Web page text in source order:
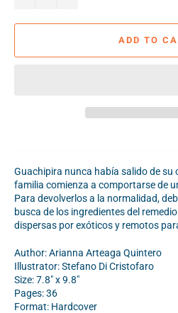
ADD TO
Guachipira nunca había salido de su
familia comienza a comportarse de
Para devolverlos a la normalidad,
busca de los ingredientes del
dispersas por exóticos y remotos
Author: Arianna Arteaga Quintero
Illustrator: Stefano Di Cristofaro
Size: 7.8" x 9.8"
Pages: 36
Format: Hardcover